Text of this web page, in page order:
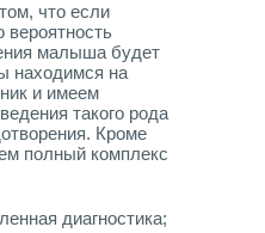
что если
малыша будет
находимся на
и имеем
такого рода
Кроме
полный комплекс
диагностика;